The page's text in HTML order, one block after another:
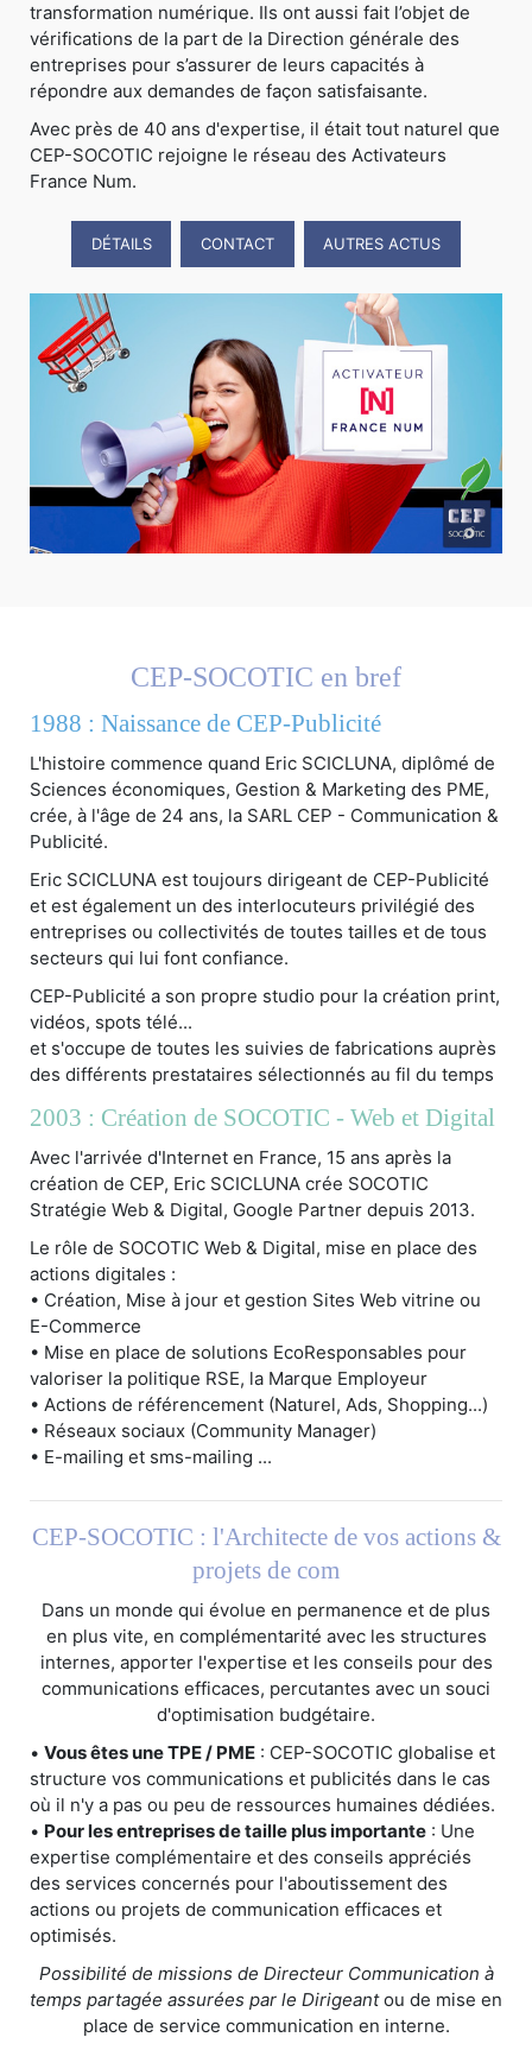
transformation numérique. Ils ont aussi fait l’objet de
vérifications de la part de la Direction générale des
entreprises pour s’assurer de leurs capacités à
répondre aux demandes de façon satisfaisante.
Avec près de 40 ans d'expertise, il était tout naturel que
CEP-SOCOTIC rejoigne le réseau des Activateurs
France Num.
DÉTAILS CONTACT AUTRES ACTUS
CEP-SOCOTIC en bref
1988 : Naissance de CEP-Publicité
L'histoire commence quand Eric SCICLUNA, diplômé de
Sciences économiques, Gestion & Marketing des PME,
crée, à l'âge de 24 ans, la SARL CEP - Communication &
Publicité.
Eric SCICLUNA est toujours dirigeant de CEP-Publicité
et est également un des interlocuteurs privilégié des
entreprises ou collectivités de toutes tailles et de tous
secteurs qui lui font confiance.
CEP-Publicité a son propre studio pour la création print,
vidéos, spots télé...
et s'occupe de toutes les suivies de fabrications auprès
des différents prestataires sélectionnés au fil du temps
2003 : Création de SOCOTIC - Web et Digital
Avec l'arrivée d'Internet en France, 15 ans après la
création de CEP, Eric SCICLUNA crée SOCOTIC
Stratégie Web & Digital, Google Partner depuis 2013.
Le rôle de SOCOTIC Web & Digital, mise en place des
actions digitales :
• Création, Mise à jour et gestion Sites Web vitrine ou
E-Commerce
• Mise en place de solutions EcoResponsables pour
valoriser la politique RSE, la Marque Employeur
• Actions de référencement (Naturel, Ads, Shopping...)
• Réseaux sociaux (Community Manager)
• E-mailing et sms-mailing ...
CEP-SOCOTIC : l'Architecte de vos actions &
projets de com
Dans un monde qui évolue en permanence et de plus
en plus vite, en complémentarité avec les structures
internes, apporter l'expertise et les conseils pour des
communications efficaces, percutantes avec un souci
d'optimisation budgétaire.
• Vous êtes une TPE / PME : CEP-SOCOTIC globalise et
structure vos communications et publicités dans le cas
où il n'y a pas ou peu de ressources humaines dédiées.
• Pour les entreprises de taille plus importante : Une
expertise complémentaire et des conseils appréciés
des services concernés pour l'aboutissement des
actions ou projets de communication efficaces et
optimisés.
Possibilité de missions de Directeur Communication à
temps partagée assurées par le Dirigeantou de mise en
place de service communication en interne.